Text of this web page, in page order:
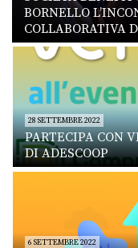
BORNELLO
COLLABORATIVA
28 SETTEMBRE 2022
PARTECIPA CON
DI ADESCOOP
6 SETTEMBRE 2022